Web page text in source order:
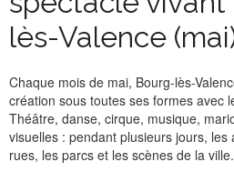
lès-Valence
Chaque mois de mai, Bourg-lès-
création sous toutes ses formes avec
Théâtre, danse, cirque, musique,
visuelles : pendant plusieurs jours,
rues, les parcs et les scènes de la ville.